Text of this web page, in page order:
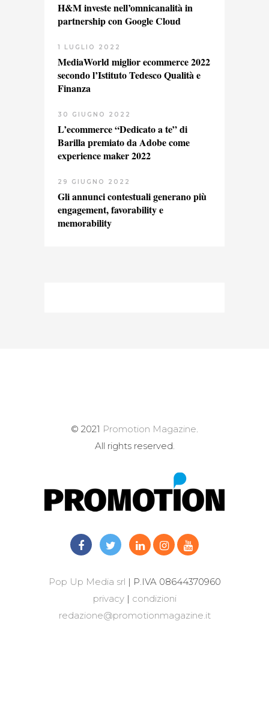
H&M investe nell’omnicanalità in
partnership con Google Cloud
1 LUGLIO 2022
MediaWorld miglior ecommerce 2022
secondo l’Istituto Tedesco Qualità e
Finanza
30 GIUGNO 2022
L’ecommerce “Dedicato a te” di
Barilla premiato da Adobe come
experience maker 2022
29 GIUGNO 2022
Gli annunci contestuali generano più
engagement, favorability e
memorability
© 2021 Promotion Magazine.
All rights reserved.
Pop Up Media srl | P.IVA 08644370960
privacy| condizioni
redazione@promotionmagazine.it